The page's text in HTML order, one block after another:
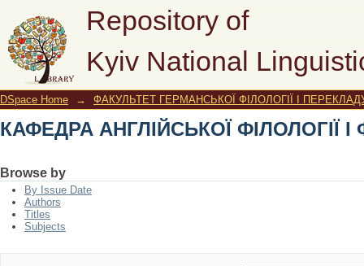
Repository of
Kyiv National
КАФЕДРА АНГЛІЙСЬКОЇ ФІЛОЛОГІЇ
DSpace Home → ФАКУЛЬТЕТ ГЕРМАНСЬКОЇ ФІЛОЛОГІЇ І
КАФЕДРА АНГЛІЙСЬКОЇ ФІЛОЛОГІЇ
Browse by
By Issue Date
Authors
Titles
Subjects